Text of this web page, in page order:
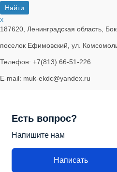
x
187620, Ленинградская область,
поселок Ефимовский, ул.
Телефон: +7(813) 66-51-226
E-mail: muk-ekdc@yandex.ru
Есть вопрос?
Напишите нам
Написать